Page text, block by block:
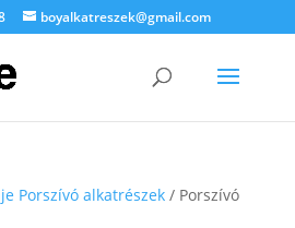
boyalkatreszek@gmail.com
Porszívó alkatrészek/ Porszívó